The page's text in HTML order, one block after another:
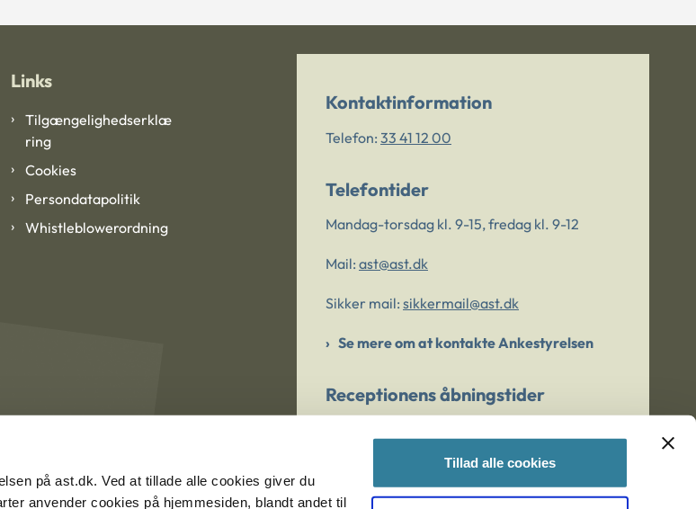
på ast.dk. Ved at tillade alle cookies giver du
anvender cookies på hjemmesiden, blandt andet til
Tillad alle cookies
Links
Tilgængelighedserklæ
ring
Cookies
Persondatapolitik
Whistleblowerordning
Kontaktinformation
Telefon: 33 41 12 00
Telefontider
Mandag-torsdag kl. 9-15, fredag kl. 9-12
Mail: ast@ast.dk
Sikker mail: sikkermail@ast.dk
Se mere om at kontakte Ankestyrelsen
Receptionens åbningstider
Er du bekymret for et barn/en ung?